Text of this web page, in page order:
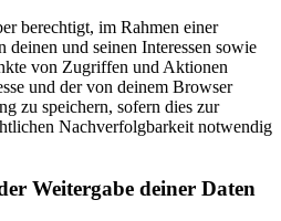
berechtigt, im Rahmen einer
deinen und seinen Interessen sowie
von Zugriffen und Aktionen
und der von deinem Browser
zu speichern, sofern dies zur
Nachverfolgbarkeit notwendig
Weitergabe deiner Daten